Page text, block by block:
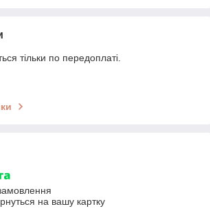
тільки по передоплаті.
на вашу картку